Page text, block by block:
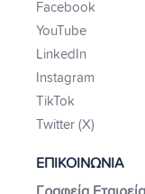
Facebook
YouTube
LinkedIn
Instagram
TikTok
Twitter (X)
ΕΠΙΚΟΙΝΩΝΙΑ